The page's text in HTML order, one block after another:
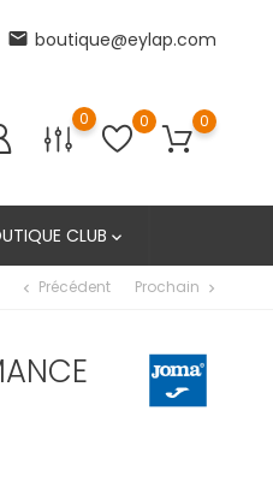
email boutique@eylap.com
0 0 0
CLUB 
chevron_left Précédent Prochain chevron_right